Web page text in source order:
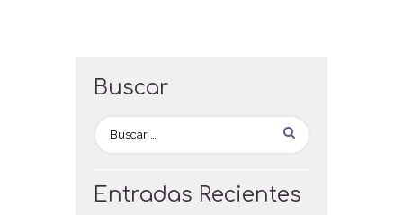
Buscar
Entradas Recientes